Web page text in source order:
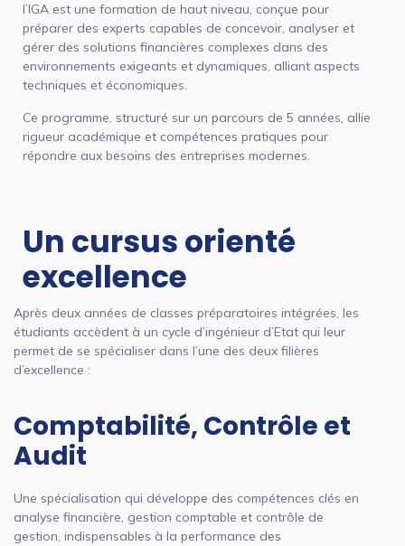
l’IGA est une formation de haut niveau, conçue pour
préparer des experts capables de concevoir, analyser et
gérer des solutions financières complexes dans des
environnements exigeants et dynamiques, alliant aspects
techniques et économiques.
Ce programme, structuré sur un parcours de 5 années, allie
rigueur académique et compétences pratiques pour
répondre aux besoins des entreprises modernes.
Un cursus orienté
excellence
Après deux années de classes préparatoires intégrées, les
étudiants accèdent à un cycle d’ingénieur d’Etat qui leur
permet de se spécialiser dans l’une des deux filières
d’excellence :
Comptabilité, Contrôle et
Audit
Une spécialisation qui développe des compétences clés en
analyse financière, gestion comptable et contrôle de
gestion, indispensables à la performance des